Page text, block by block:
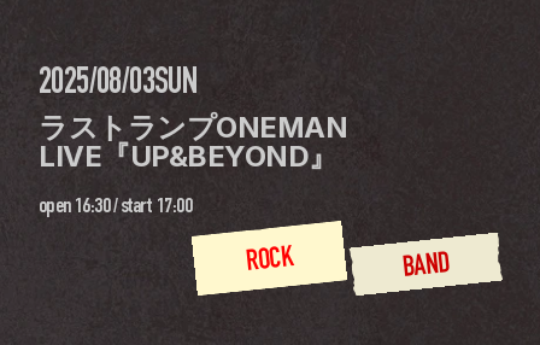
2025/08/03SUN
ラストランプONEMAN
LIVE『UP&BEYOND』
open 16:30 / start 17:00
BAND
ROCK